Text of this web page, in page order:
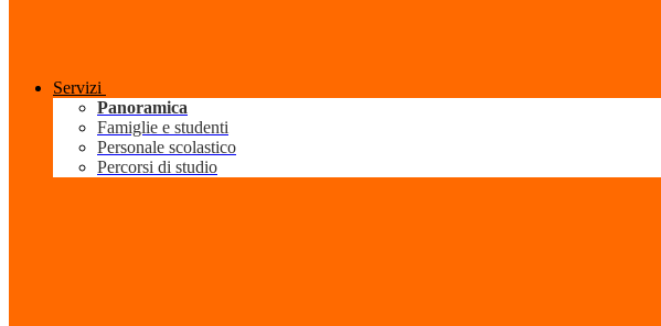
Servizi
Panoramica
Famiglie e studenti
Personale scolastico
Percorsi di studio